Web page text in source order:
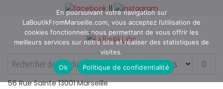
||
La Boutik Labo
La boutique de denicheur
de talents à Marseille en
Provence
56 Rue Sainte 13001 Marseille
En poursuivant votre navigation sur
LaBoutikFromMarseille.com, vous acceptez l’utilisation de
cookies fonctionnels nous permettant de vous offrir les
meilleurs services sur notre site et réaliser des statistiques de
visites.
Ok
Politique de confidentialité